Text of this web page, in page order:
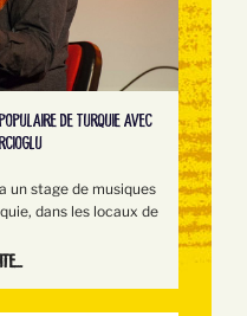
DE TURQUIE AVEC
un stage de musiques
dans les locaux de